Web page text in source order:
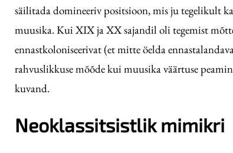
säilitada domineeriv positsioon, mis ju tegelikult
muusika. Kui XIX ja XX sajandil oli tegemist
ennastkoloniseerivat (et mitte öelda
rahvuslikkuse mõõde kui muusika väärtuse
kuvand.
Neoklassitsistlik mimikri